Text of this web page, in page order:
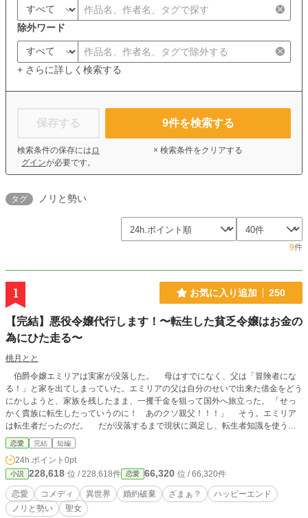
除外ワード
+ さらに詳しく検索する
保存する
検索条件の保存には ロ
グインが必要です。
9件を検索する
× 検索条件をクリアする
タグ ノリと勢い
9件
1 お気に入り追加 250
【完結】悪役令嬢代行します！〜転生した貧乏令嬢はお金の
為にひた走る〜
桃月とと
伯爵令嬢エミリアは実家が没落した。 母はすでになく、父は「冒険者にな
る！」と家を出てしまっていた。エミリアの父は自分のせいで出来た借金をどう
にかしようと、家族を残したまま、一攫千金を狙って国外へ旅立った。 「せっ
かく貴族に転生したっていうのに！ あのクソ親父！！！」 そう。エミリア
は転生者だったのだ。 だが没落するまで現状に満足し、転生者知識を使うこ
となく生きてきた為、今更どうしようもなくなってしまっていた。商売を始める
元手すらないのだ。 「すまないエミリア……お前を学園へやる金もないん
だ……」 「嘘でしょー！！？」 父の代わりに奔走する兄に告げられ絶望する
エミリア。この世界、16歳を迎える貴族は須らく王立学園へ入学する。もちろ
ん学費は高額であるが、その学園を出ていない貴族はまともな婚姻も就職先も望
めない。 裕福であるはずだった実家に寄生するつもりでいたエミリアはこち
らの面でも何の準備もしてこなかった。 「人生詰んだ……」 そんなエミリア
恋愛 完結 短編
24h.ポイント 0pt
小説 228,618 位 / 228,618件 恋愛 66,320 位 / 66,320件
恋愛 コメディ 異世界 婚約破棄 ざまぁ？
ハッピーエンド
ノリと勢い
聖女